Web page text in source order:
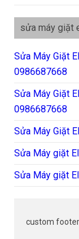
sửa máy giặt
Sửa Máy Giặt
0986687668
Sửa Máy Giặt
0986687668
Sửa Máy Giặt
Sửa Máy giặt
Sửa Máy giặt
custom